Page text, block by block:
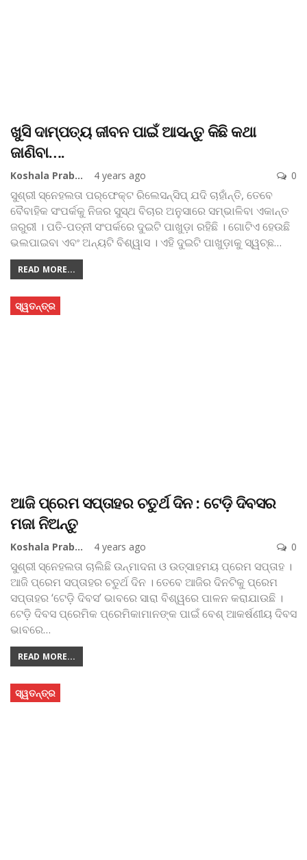
ଖୁସି ଦାମ୍ପତ୍ୟ ଜୀବନ ପାଇଁ ଆସନ୍ତୁ କିଛି କଥା
ଜାଣିବା….
Koshala Prabaha 4 years ago 0
ସୁଶ୍ରୀ ସ୍ନେହଲତା ପର୍‌ଫେକ୍ଟ ରିଲେସନ୍‌ସିପ୍‌ ଯଦି ଚାହାଁନ୍ତି, ତେବେ
ବୈବାହିକ ସଂପର୍କକୁ ନିଜର ସୁସ୍ଥ ବିଚାର ଅନୁସାରେ ସମ୍ଭାଳିବା ଏକାନ୍ତ
ଜରୁରୀ । ପତି-ପତ୍ନୀ ସଂପର୍କରେ ଦୁଇଟି ପାଖୁଡ଼ା ରହିଛି । ଗୋଟିଏ ହେଉଛି
ଭଲପାଇବା ଏବଂ ଅନ୍ୟଟି ବିଶ୍ୱାସ । ଏହି ଦୁଇଟି ପାଖୁଡ଼ାକୁ ସ୍ୱଚ୍ଛ…
READ MORE...
ସ୍ୱତନ୍ତ୍ର
ଆଜି ପ୍ରେମ ସପ୍ତାହର ଚତୁର୍ଥ ଦିନ : ଟେଡ଼ି ଦିବସର
ମଜା ନିଅନ୍ତୁ
Koshala Prabaha 4 years ago 0
ସୁଶ୍ରୀ ସ୍ନେହଲତା ଚାଲିଛି ଉନ୍ମାଦନା ଓ ଉତ୍ସାହମୟ ପ୍ରେମ ସପ୍ତାହ ।
ଆଜି ପ୍ରେମ ସପ୍ତାହର ଚତୁର୍ଥ ଦିନ । ତେବେ ଆଜିର ଦିନଟିକୁ ପ୍ରେମ
ସପ୍ତାହର ‘ଟେଡ଼ି ଦିବସ’ ଭାବରେ ସାରା ବିଶ୍ୱରେ ପାଳନ କରାଯାଉଛି ।
ଟେଡ଼ି ଦିବସ ପ୍ରେମିକ ପ୍ରେମିକାମାନଙ୍କ ପାଇଁ ବେଶ୍‌ ଆକର୍ଷଣୀୟ ଦିବସ
ଭାବରେ…
READ MORE...
ସ୍ୱତନ୍ତ୍ର